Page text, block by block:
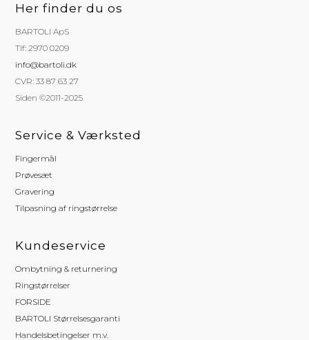
Her finder du os
BARTOLI ApS
Tlf: 2970 0209
info@bartoli.dk
CVR: 33 87 63 27
Siden ©2011-2025
Service & Værksted
Fingermål
Prøvesæt
Gravering
Tilpasning af ringstørrelse
Kundeservice
Ombytning & returnering
Ringstørrelser
FORSIDE
BARTOLI Størrelsesgaranti
Handelsbetingelser m.v.